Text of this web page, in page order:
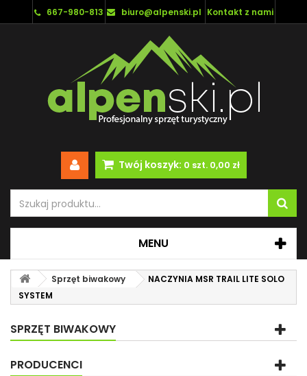
667-980-813 biuro@alpenski.pl Kontakt z nami
Twój koszyk: 0 szt. 0,00 zł
MENU
Sprzęt biwakowy
NACZYNIA MSR TRAIL LITE SOLO
SYSTEM
SPRZĘT BIWAKOWY
PRODUCENCI